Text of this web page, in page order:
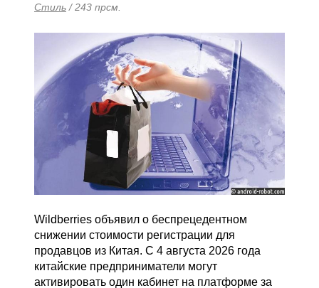
Стиль / 243 прсм.
Wildberries объявил о беспрецедентном
снижении стоимости регистрации для
продавцов из Китая. С 4 августа 2026 года
китайские предприниматели могут
активировать один кабинет на платформе за